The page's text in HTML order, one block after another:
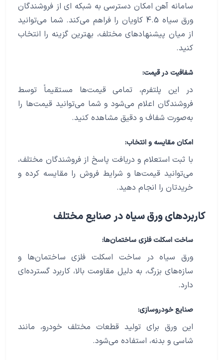
سامانه آهن امکان دسترسی به شبکه ای از فروشندگان
ورق سیاه 4.5 کاویان را فراهم می‌کند. شما می‌توانید
از میان پیشنهادهای مختلف، بهترین گزینه را انتخاب
کنید.
شفافیت در قیمت:
در این پلتفرم، تمامی قیمت‌ها مستقیماً توسط
فروشندگان اعلام می‌شود و شما می‌توانید قیمت‌ها را
به‌صورت شفاف و دقیق مشاهده کنید.
امکان مقایسه و انتخاب:
با ثبت استعلام و دریافت پاسخ از فروشندگان مختلف،
می‌توانید قیمت‌ها و شرایط فروش را مقایسه کرده و
خریدتان را انجام دهید.
کاربردهای ورق سیاه در صنایع مختلف
ساخت اسکلت فلزی ساختمان‌ها:
ورق سیاه در ساخت اسکلت فلزی ساختمان‌ها و
سازه‌های بزرگ، به دلیل مقاومت بالا، کاربرد گسترده‌ای
دارد.
صنایع خودروسازی:
این ورق برای تولید قطعات مختلف خودرو، مانند
شاسی و بدنه، استفاده می‌شود.